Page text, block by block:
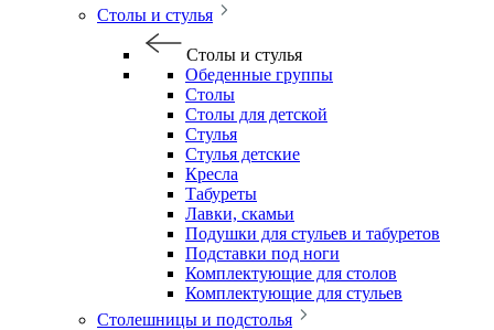
Столы и стулья
Столы и стулья
Обеденные группы
Столы
Столы для детской
Стулья
Стулья детские
Кресла
Табуреты
Лавки, скамьи
Подушки для стульев и табуретов
Подставки под ноги
Комплектующие для столов
Комплектующие для стульев
Столешницы и подстолья